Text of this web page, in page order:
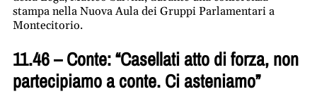
stampa nella Nuova Aula dei Gruppi Parlamentari a
Montecitorio.
11.46 – Conte: “Casellati atto di forza, non
partecipiamo a conte. Ci asteniamo”